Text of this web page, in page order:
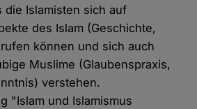
die Islamisten sich auf
des Islam (Geschichte,
können und sich auch
Muslime (Glaubenspraxis,
verstehen.
"Islam und Islamismus